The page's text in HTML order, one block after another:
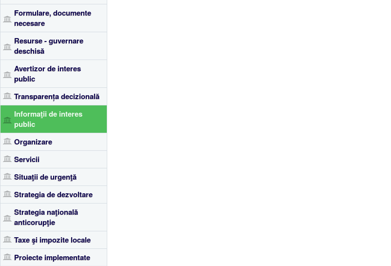
Formulare, documente
necesare
Resurse - guvernare
deschisă
Avertizor de interes
public
Transparența decizională
Informaţii de interes
public
Organizare
Servicii
Situaţii de urgenţă
Strategia de dezvoltare
Strategia naţională
anticorupţie
Taxe şi impozite locale
Proiecte implementate